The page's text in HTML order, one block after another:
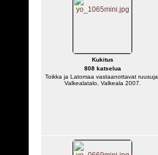
Kukitus
808 katselua
Toikka ja Latomaa vastaanottavat ruusuja,
Valkealatalo, Valkeala 2007.